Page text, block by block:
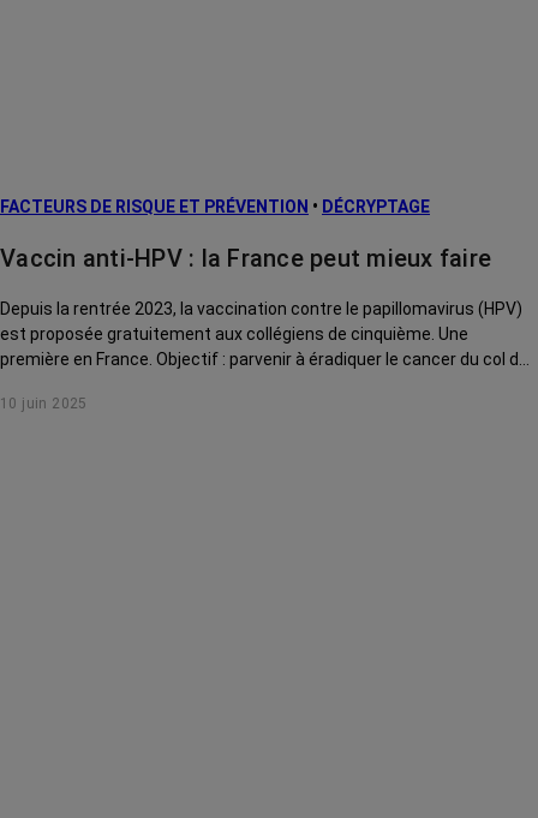
FACTEURS DE RISQUE ET PRÉVENTION • DÉCRYPTAGE
Vaccin anti-HPV : la France peut mieux faire
Depuis la rentrée 2023, la vaccination contre le papillomavirus (HPV)
est proposée gratuitement aux collégiens de cinquième. Une
première en France. Objectif : parvenir à éradiquer le cancer du col de
cellules précancéreuses ? On fait le point.
10 juin 2025